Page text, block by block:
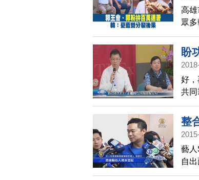
高
眾
有
力
盼
好，
共同
整
藝
自
說